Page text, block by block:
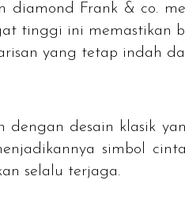
diamond Frank & co.
tinggi ini memastikan
yang tetap indah
dengan desain klasik
simbol
selalu terjaga.